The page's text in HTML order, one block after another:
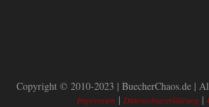
Copyright © 2010-2023 | BuecherChaos.de |
Impressum | Datenschutzerklärung|